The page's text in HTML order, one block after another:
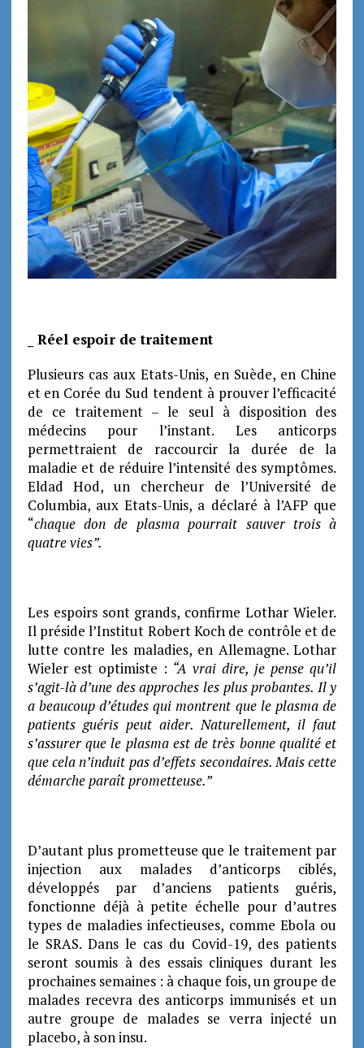
_ Réel espoir de traitement
Plusieurs cas aux Etats-Unis, en Suède, en Chine
et en Corée du Sud tendent à prouver l’efficacité
de ce traitement – le seul à disposition des
médecins pour l’instant. Les anticorps
permettraient de raccourcir la durée de la
maladie et de réduire l’intensité des symptômes.
Eldad Hod, un chercheur de l’Université de
Columbia, aux Etats-Unis, a déclaré à l’AFP que
“chaque don de plasma pourrait sauver trois à
quatre vies”.
Les espoirs sont grands, confirme Lothar Wieler.
Il préside l’Institut Robert Koch de contrôle et de
lutte contre les maladies, en Allemagne. Lothar
Wieler est optimiste : “A vrai dire, je pense qu’il
s’agit-là d’une des approches les plus probantes. Il y
a beaucoup d’études qui montrent que le plasma de
patients guéris peut aider. Naturellement, il faut
s’assurer que le plasma est de très bonne qualité et
que cela n’induit pas d’effets secondaires. Mais cette
démarche paraît prometteuse.”
D’autant plus prometteuse que le traitement par
injection aux malades d’anticorps ciblés,
développés par d’anciens patients guéris,
fonctionne déjà à petite échelle pour d’autres
types de maladies infectieuses, comme Ebola ou
le SRAS. Dans le cas du Covid-19, des patients
seront soumis à des essais cliniques durant les
prochaines semaines : à chaque fois, un groupe de
malades recevra des anticorps immunisés et un
autre groupe de malades se verra injecté un
placebo, à son insu.